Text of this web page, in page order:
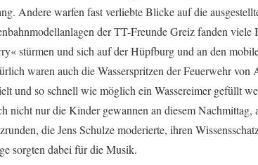
Andere warfen fast verliebte Blicke auf die
der TT-Freunde Greiz fanden
stürmen und sich auf der Hüpfburg und an den
waren auch die Wasserspritzen der Feuerwehr
und so schnell wie möglich ein Wassereimer gefüllt
nicht nur die Kinder gewannen an diesem Nachmittag,
die Jens Schulze moderierte, ihren
sorgten dabei für die Musik.